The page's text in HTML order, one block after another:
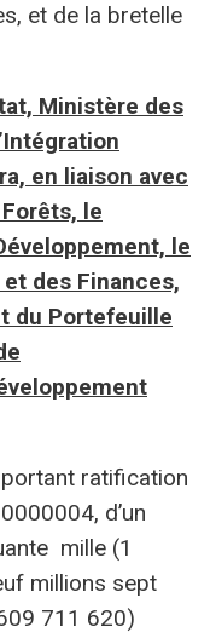
et de la bretelle
Ministère des
en liaison avec
le
le
des Finances,
du Portefeuille
ratification
d’un
mille (1
millions sept
711 620)